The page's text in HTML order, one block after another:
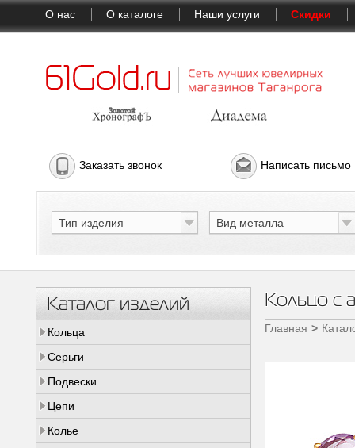
О нас О каталоге Наши услуги Скидки
Заказать звонок Написать письмо
Тип изделия Вид металла
Каталог изделий
Кольца
Серьги
Подвески
Цепи
Колье
Кольцо с
Главная